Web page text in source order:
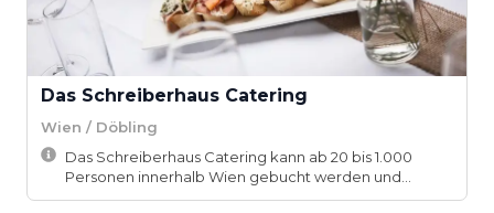
Das Schreiberhaus Catering
Wien / Döbling
Das Schreiberhaus Catering kann ab 20 bis 1.000
Personen innerhalb Wien gebucht werden und
bietet...